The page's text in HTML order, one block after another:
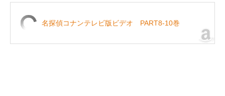
名探偵コナンテレビ版ビデオ PART8-10巻